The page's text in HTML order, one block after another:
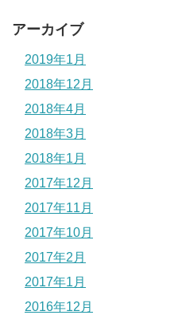
アーカイブ
2019年1月
2018年12月
2018年4月
2018年3月
2018年1月
2017年12月
2017年11月
2017年10月
2017年2月
2017年1月
2016年12月